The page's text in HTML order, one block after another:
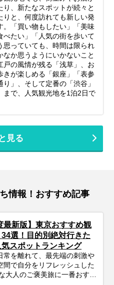
り、新たなスポットが続々と
りと、何度訪れても新しい発
。「買い物もしたい」「美味
べたい」「人気の街を歩いて
思っていても、時間は限られ
なか思うようにいかないこと
戸の風情が残る「浅草」、お
きが楽しめる「銀座」「表参
り」、そして定番の「渋谷」
まで、人気観光地を1泊2日で
見る
情報！おすすめ記事
最新版】東京おすすめ観
選！目的別絶対行きた
スポットランキング
常を離れて、最先端の刺激や
間で自分をリフレッシュした
大人のご褒美旅に一番おすす